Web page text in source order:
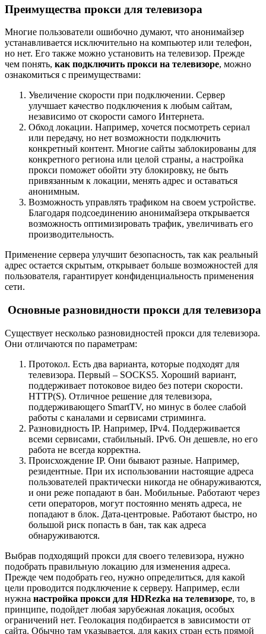
Преимущества прокси для телевизора
Многие пользователи ошибочно думают, что анонимайзер
устанавливается исключительно на компьютер или телефон,
но нет. Его также можно установить на телевизор. Прежде
чем понять, как подключить прокси на телевизоре, можно
ознакомиться с преимуществами:
Увеличение скорости при подключении. Сервер
улучшает качество подключения к любым сайтам,
независимо от скорости самого Интернета.
Обход локации. Например, хочется посмотреть сериал
или передачу, но нет возможности подключить
конкретный контент. Многие сайты заблокированы для
конкретного региона или целой страны, а настройка
прокси поможет обойти эту блокировку, не быть
привязанным к локации, менять адрес и оставаться
анонимным.
Возможность управлять трафиком на своем устройстве.
Благодаря подсоединению анонимайзера открывается
возможность оптимизировать трафик, увеличивать его
производительность.
Применение сервера улучшит безопасность, так как реальный
адрес остается скрытым, открывает больше возможностей для
пользователя, гарантирует конфиденциальность применения
сети.
Основные разновидности прокси для телевизора
Существует несколько разновидностей прокси для телевизора.
Они отличаются по параметрам:
Протокол. Есть два варианта, которые подходят для
телевизора. Первый – SOCKS5. Хороший вариант,
поддерживает потоковое видео без потери скорости.
HTTP(S). Отличное решение для телевизора,
поддерживающего SmartTV, но минус в более слабой
работы с каналами и сервисами стриминга.
Разновидность IP. Например, IPv4. Поддерживается
всеми сервисами, стабильный. IPv6. Он дешевле, но его
работа не всегда корректна.
Происхождение IP. Они бывают разные. Например,
резидентные. При их использовании настоящие адреса
пользователей практически никогда не обнаруживаются,
и они реже попадают в бан. Мобильные. Работают через
сети операторов, могут постоянно менять адреса, не
попадают в блок. Дата-центровые. Работают быстро, но
большой риск попасть в бан, так как адреса
обнаруживаются.
Выбрав подходящий прокси для своего телевизора, нужно
подобрать правильную локацию для изменения адреса.
Прежде чем подобрать гео, нужно определиться, для какой
цели проводится подключение к серверу. Например, если
нужна настройка прокси для HDRezka на телевизоре, то, в
принципе, подойдет любая зарубежная локация, особых
ограничений нет. Геолокация подбирается в зависимости от
сайта. Обычно там указывается, для каких стран есть прямой